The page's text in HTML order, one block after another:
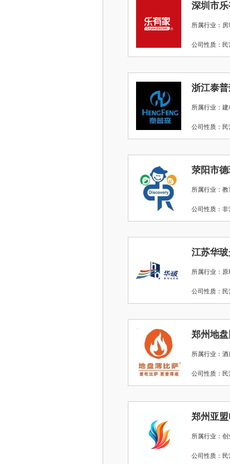
深圳市
所属行业：
公司性质
浙江泰
所属行业：
公司性质
荥阳市
所属行业：
公司性质：
江苏华
所属行业：
公司性质
郑州地
所属行业：酒
公司性质
郑州亚
所属行业：
公司性质